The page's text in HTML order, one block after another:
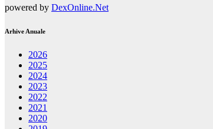
powered by DexOnline.Net
Arhive Anuale
2026
2025
2024
2023
2022
2021
2020